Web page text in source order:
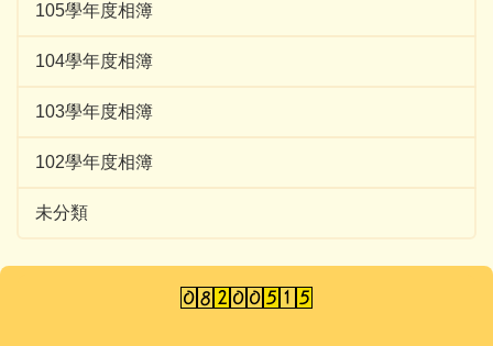
105學年度相簿
104學年度相簿
103學年度相簿
102學年度相簿
未分類